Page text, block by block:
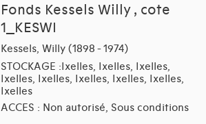
Fonds Kessels Willy , cote
1_KESWI
Kessels, Willy (1898 - 1974)
STOCKAGE :Ixelles, Ixelles, Ixelles,
Ixelles, Ixelles, Ixelles, Ixelles, Ixelles,
Ixelles
ACCES : Non autorisé, Sous conditions